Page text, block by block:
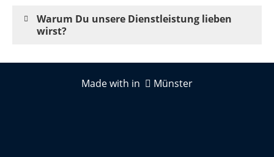
Warum Du unsere Dienstleistung lieben
wirst?
Made with in Münster